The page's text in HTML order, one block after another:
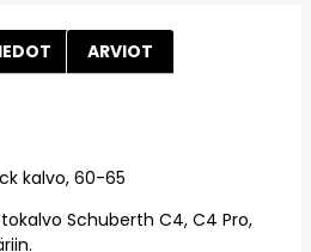
ARVIOT
kalvo, 60-65
Schuberth C4, C4 Pro,